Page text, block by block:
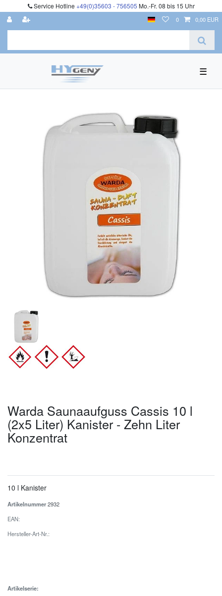
Service Hotline +49(0)35603 - 756505 Mo.-Fr. 08 bis 15 Uhr
0 0,00 EUR
☰
Warda Saunaaufguss Cassis 10 l
(2x5 Liter) Kanister - Zehn Liter
Konzentrat
10 l Kanister
Artikelnummer2932
EAN:
Hersteller-Art-Nr.:
Artikelserie: